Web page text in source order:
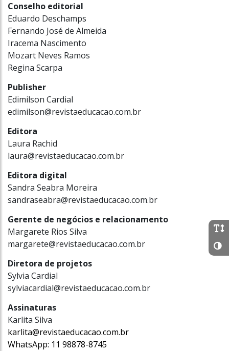
Conselho editorial
Eduardo Deschamps
Fernando José de Almeida
Iracema Nascimento
Mozart Neves Ramos
Regina Scarpa
Publisher
Edimilson Cardial
edimilson@revistaeducacao.com.br
Editora
Laura Rachid
laura@revistaeducacao.com.br
Editora digital
Sandra Seabra Moreira
sandraseabra@revistaeducacao.com.br
Gerente de negócios e relacionamento
Margarete Rios Silva
margarete@revistaeducacao.com.br
Diretora de projetos
Sylvia Cardial
sylviacardial@revistaeducacao.com.br
Assinaturas
Karlita Silva
karlita@revistaeducacao.com.br
WhatsApp: 11 98878-8745